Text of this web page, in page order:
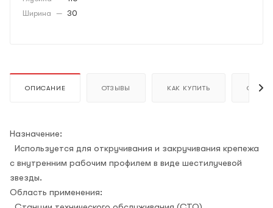
Ширина — 30
ОПИСАНИЕ ОТЗЫВЫ КАК КУПИТЬ ОПЛАТА
Назначение:
Используется для откручивания и закручивания крепежа
с внутренним рабочим профилем в виде шестилучевой
звезды.
Область применения: